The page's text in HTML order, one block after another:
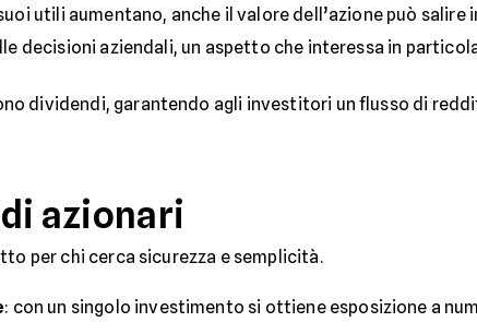
utili aumentano, anche il valore dell’azione può
decisioni aziendali, un aspetto che interessa in
dividendi, garantendo agli investitori un flusso di
azionari
per chi cerca sicurezza e semplicità.
: con un singolo investimento si ottiene esposizione a